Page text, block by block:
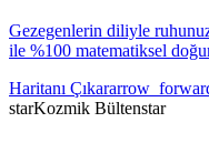
Gezegenlerin diliyle
ile %100 matematiksel
Haritanı Çıkar
starKozmik Bültenstar